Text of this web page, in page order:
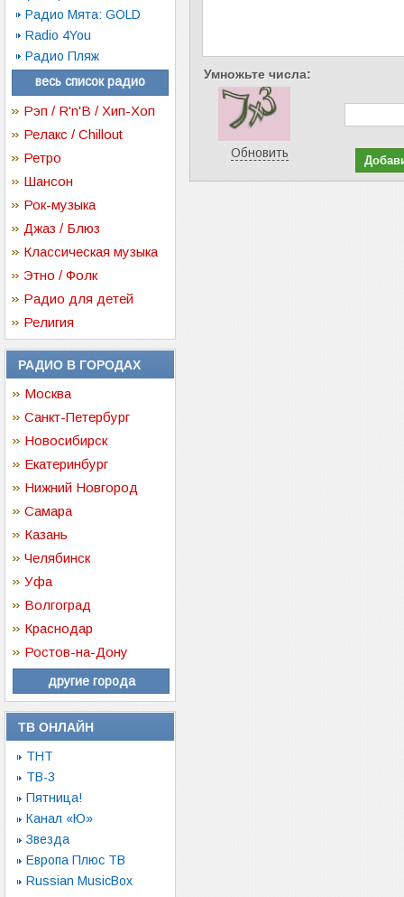
Радио Мята: GOLD
Radio 4You
Радио Пляж
весь список радио
Рэп / R'n'B / Хип-Хоп
Релакс / Chillout
Ретро
Шансон
Рок-музыка
Джаз / Блюз
Классическая музыка
Этно / Фолк
Радио для детей
Религия
РАДИО В ГОРОДАХ
Москва
Санкт-Петербург
Новосибирск
Екатеринбург
Нижний Новгород
Самара
Казань
Челябинск
Уфа
Волгоград
Краснодар
Ростов-на-Дону
другие города
ТВ ОНЛАЙН
ТНТ
ТВ-3
Пятница!
Канал «Ю»
Звезда
Европа Плюс ТВ
Russian MusicBox
Умножьте числа:
Обновить